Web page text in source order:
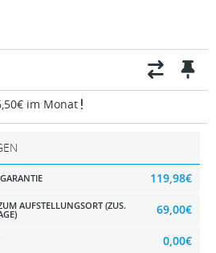
im Monat
119,98€
AUFSTELLUNGSORT (ZUS. 69,00€
0,00€